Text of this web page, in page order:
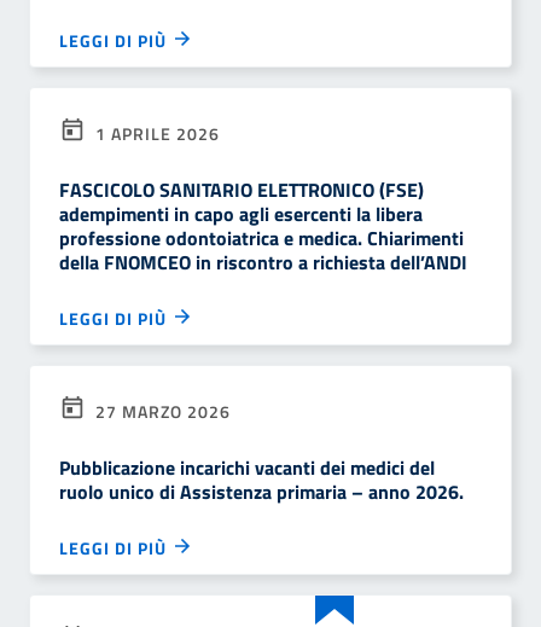
LEGGI DI PIÙ
1 APRILE 2026
FASCICOLO SANITARIO ELETTRONICO (FSE)
adempimenti in capo agli esercenti la libera
professione odontoiatrica e medica. Chiarimenti
della FNOMCEO in riscontro a richiesta dell’ANDI
LEGGI DI PIÙ
27 MARZO 2026
Pubblicazione incarichi vacanti dei medici del
ruolo unico di Assistenza primaria – anno 2026.
LEGGI DI PIÙ